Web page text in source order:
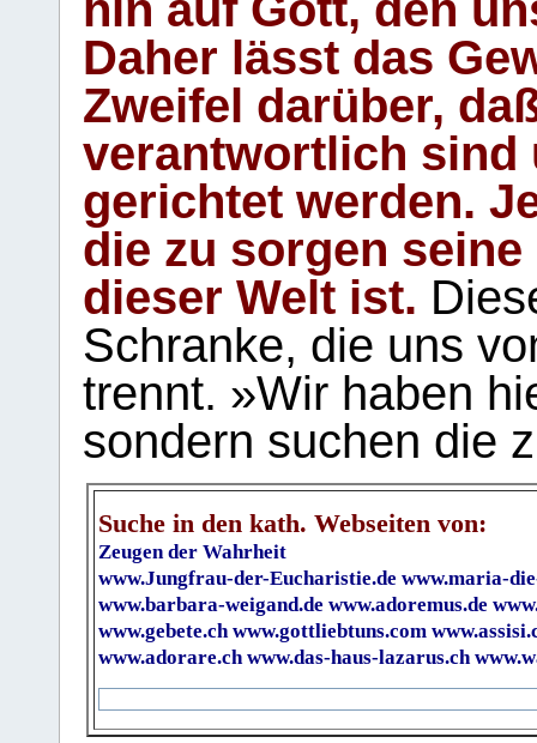
Daher lässt das
Zweifel darüber,
verantwortlich sind
gerichtet werden.
die zu sorgen
dieser Welt ist.
Schranke, die uns
trennt. »Wir haben
sondern suchen die
Suche in den kath. Webseiten von:
Zeugen der Wahrheit
www.Jungfrau-der-Eucharistie.de www.maria-
www.barbara-weigand.de www.adoremus.de
www.gebete.ch www.gottliebtuns.com
www.adorare.ch www.das-haus-lazarus.ch